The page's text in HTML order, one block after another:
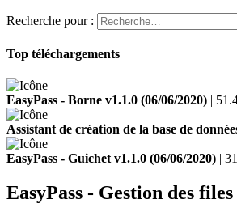
Recherche pour :
Top téléchargements
EasyPass - Borne v1.1.0 (06/06/2020) |
Assistant de création de la base de
EasyPass - Guichet v1.1.0 (06/06/2020) |
EasyPass - Gestion des